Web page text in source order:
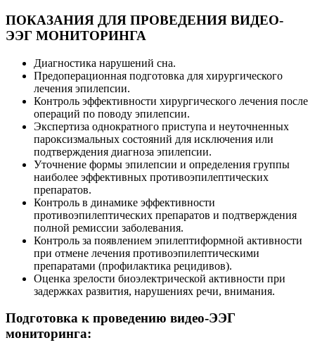
ПОКАЗАНИЯ ДЛЯ ПРОВЕДЕНИЯ ВИДЕО-
ЭЭГ МОНИТОРИНГА
Диагностика нарушений сна.
Предоперационная подготовка для хирургического
лечения эпилепсии.
Контроль эффективности хирургического лечения после
операций по поводу эпилепсии.
Экспертиза однократного приступа и неуточненных
пароксизмальных состояний для исключения или
подтверждения диагноза эпилепсии.
Уточнение формы эпилепсии и определения группы
наиболее эффективных противоэпилептических
препаратов.
Контроль в динамике эффективности
противоэпилептических препаратов и подтверждения
полной ремиссии заболевания.
Контроль за появлением эпилептиформной активности
при отмене лечения противоэпилептическими
препаратами (профилактика рецидивов).
Оценка зрелости биоэлектрической активности при
задержках развития, нарушениях речи, внимания.
Подготовка к проведению видео-ЭЭГ
мониторинга: